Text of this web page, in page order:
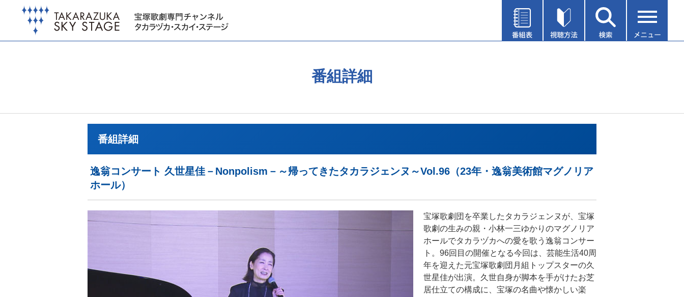
番組詳細
番組詳細
逸翁コンサート 久世星佳－Nonpolism－～帰ってきたタカラジェンヌ～Vol.96（23年・逸翁美術館マグノリア
ホール）
宝塚歌劇団を卒業したタカラジェンヌが、宝塚
歌劇の生みの親・小林一三ゆかりのマグノリア
ホールでタカラヅカへの愛を歌う逸翁コンサー
ト。96回目の開催となる今回は、芸能生活40周
年を迎えた元宝塚歌劇団月組トップスターの久
世星佳が出演。久世自身が脚本を手がけたお芝
居仕立ての構成に、宝塚の名曲や懐かしい楽